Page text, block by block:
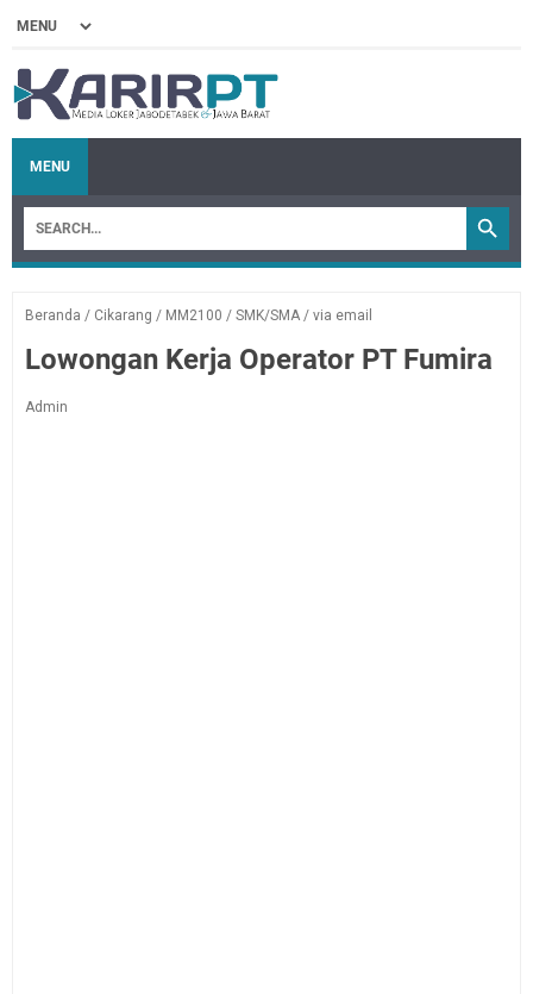
MENU
Beranda / Cikarang / MM2100 / SMK/SMA / via email
Lowongan Kerja Operator PT Fumira
Admin